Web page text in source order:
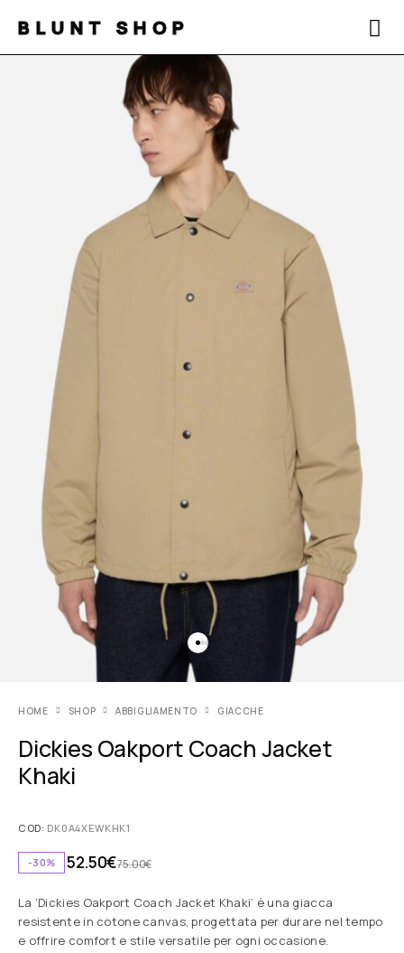
BLUNT SHOP
HOME SHOP ABBIGLIAMENTO GIACCHE
Dickies Oakport Coach Jacket
Khaki
COD: DK0A4XEWKHK1
-30% 75.00€
52.50€
La ‘Dickies Oakport Coach Jacket Khaki’ è una giacca
resistente in cotone canvas, progettata per durare nel tempo
e offrire comfort e stile versatile per ogni occasione.